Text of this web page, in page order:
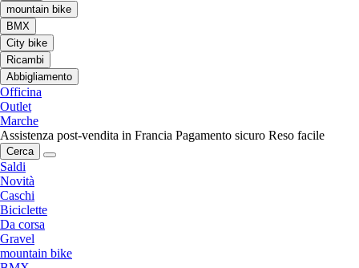
mountain bike
BMX
City bike
Ricambi
Abbigliamento
Officina
Outlet
Marche
Assistenza post-vendita in Francia Pagamento sicuro Reso facile
Cerca
Saldi
Novità
Caschi
Biciclette
Da corsa
Gravel
mountain bike